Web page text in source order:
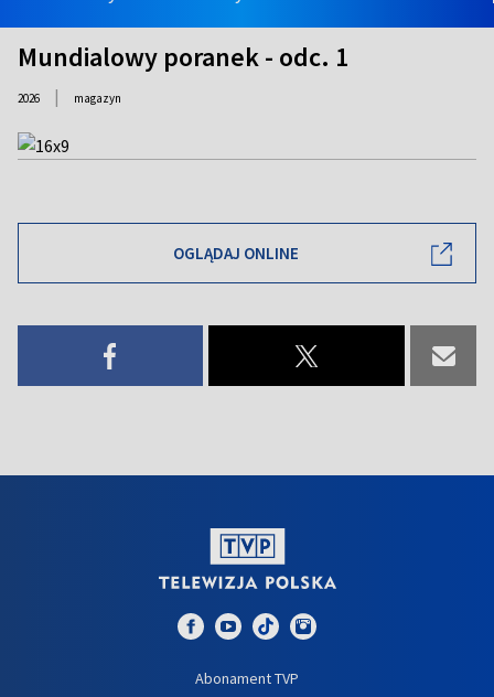
Mundialowy poranek - odc. 1
2026 | magazyn
OGLĄDAJ ONLINE
Abonament TVP